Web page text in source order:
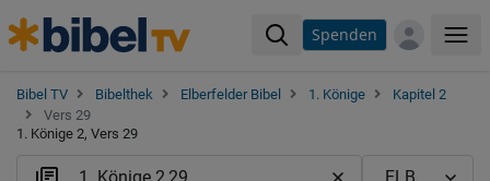
Spenden
Bibel TV Bibelthek Elberfelder Bibel 1. Könige
Kapitel 2
Vers 29
1. Könige 2, Vers 29